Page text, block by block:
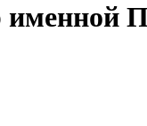
именной